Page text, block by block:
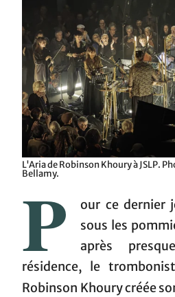
L'Aria de Robinson Khoury à JSLP.
Bellamy.
P our ce dernier
sous les
après
résidence, le
Robinson Khoury créée